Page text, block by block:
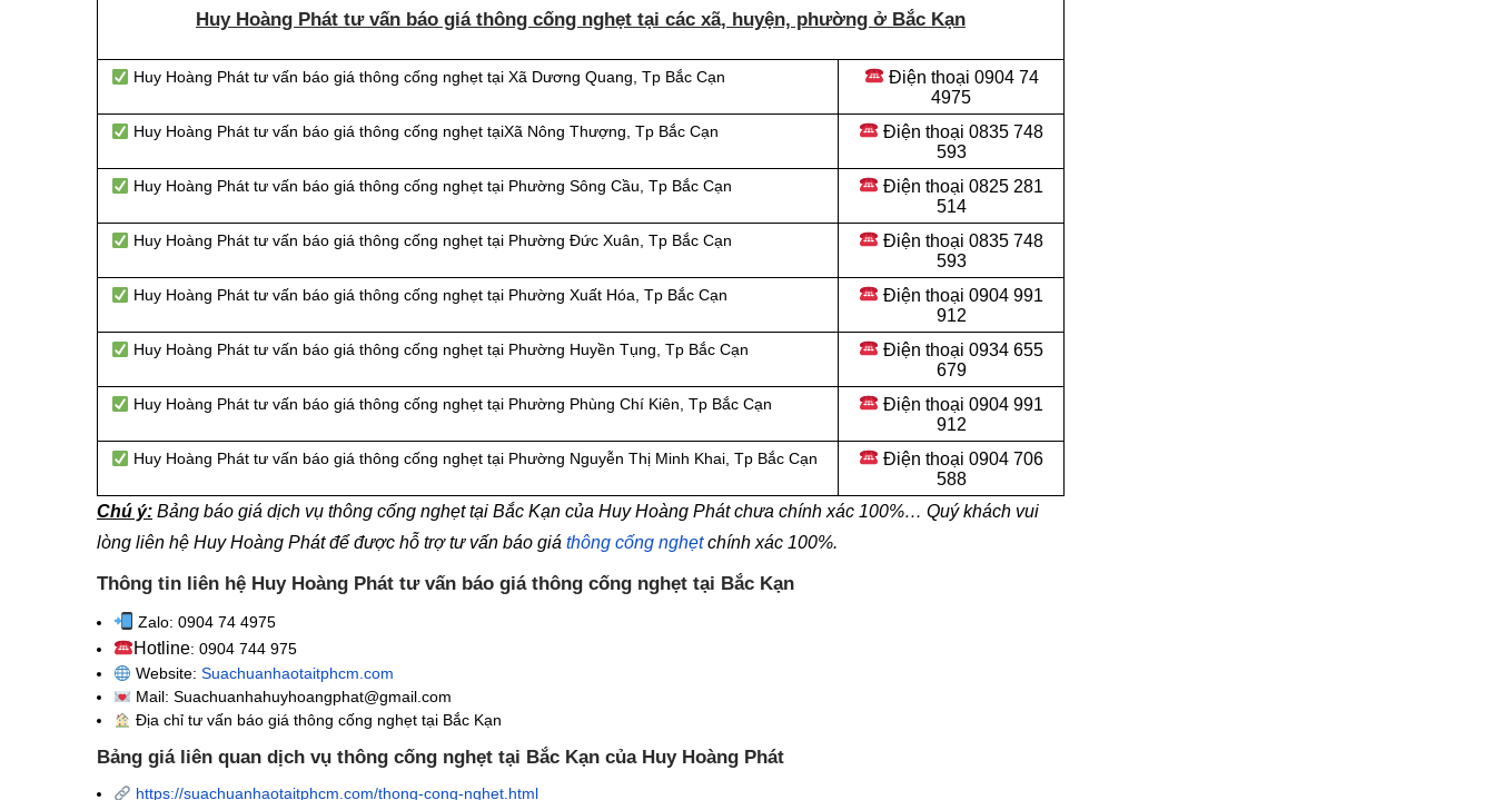
Huy Hoàng Phát tư vấn báo giá thông cống nghẹt tại các xã, huyện, phường ở Bắc Kạn
Huy Hoàng Phát tư vấn báo giá thông cống nghẹt tại Xã Dương Quang, Tp Bắc Cạn Điện thoại 0904 74
4975
Huy Hoàng Phát tư vấn báo giá thông cống nghẹt tạiXã Nông Thượng, Tp Bắc Cạn Điện thoại 0835 748
593
Huy Hoàng Phát tư vấn báo giá thông cống nghẹt tại Phường Sông Cầu, Tp Bắc Cạn Điện thoại 0825 281
514
Huy Hoàng Phát tư vấn báo giá thông cống nghẹt tại Phường Đức Xuân, Tp Bắc Cạn Điện thoại 0835 748
593
Huy Hoàng Phát tư vấn báo giá thông cống nghẹt tại Phường Xuất Hóa, Tp Bắc Cạn Điện thoại 0904 991
912
Huy Hoàng Phát tư vấn báo giá thông cống nghẹt tại Phường Huyền Tụng, Tp Bắc Cạn
Điện thoại 0934 655
679
Huy Hoàng Phát tư vấn báo giá thông cống nghẹt tại Phường Phùng Chí Kiên, Tp Bắc Cạn
Điện thoại 0904 991
912
Huy Hoàng Phát tư vấn báo giá thông cống nghẹt tại Phường Nguyễn Thị Minh Khai, Tp Bắc Cạn Điện thoại 0904 706
588
Chú ý: Bảng báo giá dịch vụ thông cống nghẹt tại Bắc Kạn của Huy Hoàng Phát chưa chính xác 100%… Quý khách vui
lòng liên hệ Huy Hoàng Phát để được hỗ trợ tư vấn báo giá thông cống nghẹtchính xác 100%.
Thông tin liên hệ Huy Hoàng Phát tư vấn báo giá thông cống nghẹt tại Bắc Kạn
Zalo: 0904 74 4975
Hotline: 0904 744 975
Website: Suachuanhaotaitphcm.com
Mail: Suachuanhahuyhoangphat@gmail.com
Địa chỉ tư vấn báo giá thông cống nghẹttại Bắc Kạn
Bảng giá liên quan dịch vụ thông cống nghẹt tại Bắc Kạn của Huy Hoàng Phát
https://suachuanhaotaitphcm.com/thong-cong-nghet.html